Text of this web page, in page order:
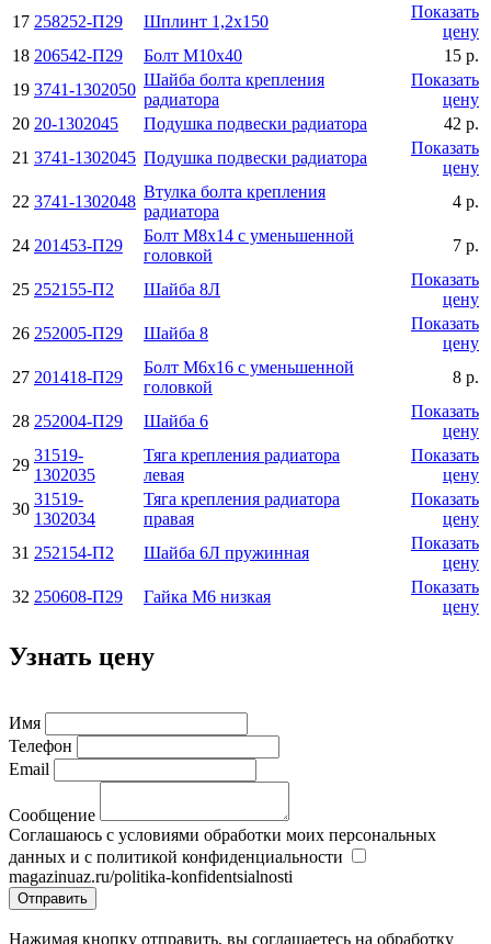
17 258252-П29 Шплинт 1,2х150
Показать
цену
18 206542-П29 Болт М10х40
15 р.
19 3741-1302050
Шайба болта крепления
радиатора
Показать
цену
20 20-1302045 Подушка подвески pадиатоpа
42 р.
21 3741-1302045 Подушка подвески pадиатоpа
Показать
цену
22 3741-1302048
Втулка болта крепления
радиатора
4 р.
24 201453-П29
Болт М8х14 с уменьшенной
головкой
7 р.
25 252155-П2 Шайба 8Л
Показать
цену
26 252005-П29 Шайба 8
Показать
цену
27 201418-П29
Болт М6х16 с уменьшенной
головкой
8 р.
28 252004-П29 Шайба 6
Показать
цену
29
31519-
1302035
Тяга крепления радиатора
левая
Показать
цену
30
31519-
1302034
Тяга крепления радиатора
правая
Показать
цену
31 252154-П2 Шайба 6Л пружинная
Показать
цену
32 250608-П29 Гайка М6 низкая
Показать
цену
Узнать цену
Имя
Телефон
Email
Сообщение
Соглашаюсь с условиями обработки моих персональных
данных и с политикой конфиденциальности
magazinuaz.ru/politika-konfidentsialnosti
Отправить
Нажимая кнопку отправить, вы соглашаетесь на обработку